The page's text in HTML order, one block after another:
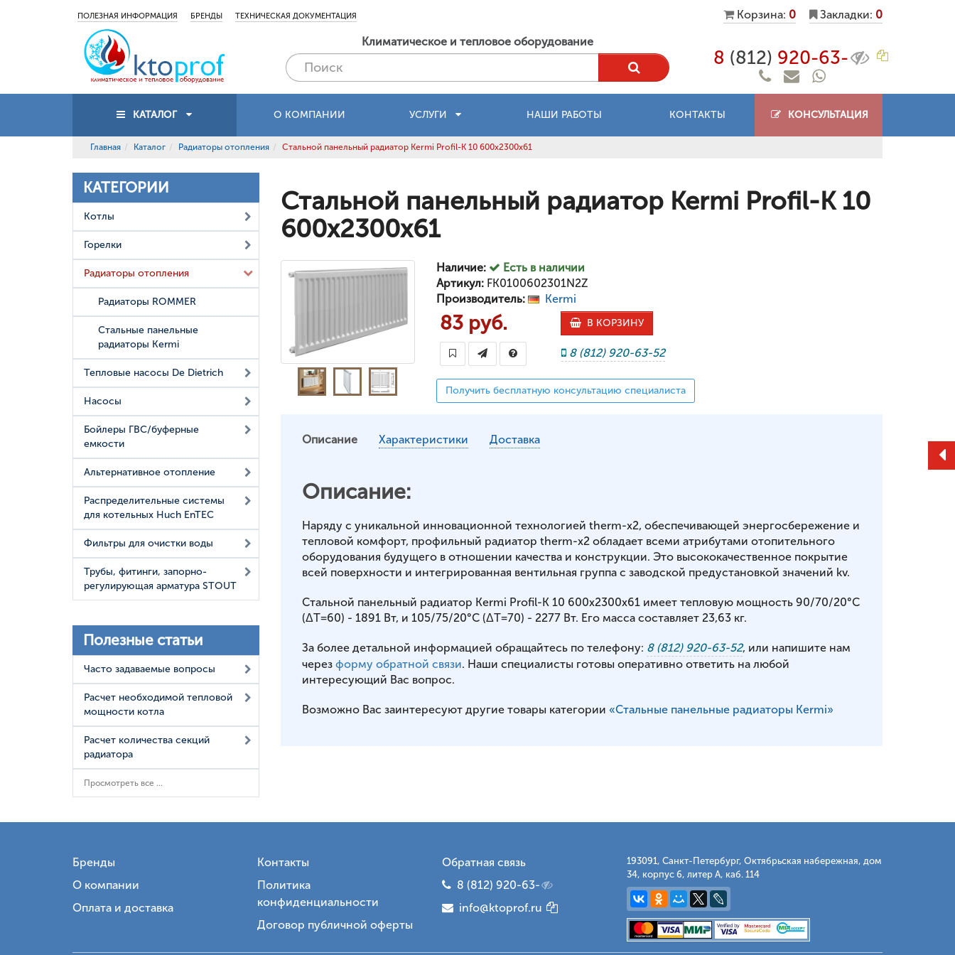
ПОЛЕЗНАЯ ИНФОРМАЦИЯ БРЕНДЫ ТЕХНИЧЕСКАЯ ДОКУМЕНТАЦИЯ Корзина: 0 Закладки: 0
Климатическое и тепловое оборудование
8 (812) 920-63-
КАТАЛОГ О КОМПАНИИ УСЛУГИ НАШИ РАБОТЫ КОНТАКТЫ КОНСУЛЬТАЦИЯ
Главная Каталог Радиаторы отопления Стальной панельный радиатор Kermi Profil-K 10 600x2300x61
КАТЕГОРИИ
Котлы
Горелки
Радиаторы отопления
Радиаторы ROMMER
Стальные панельные
радиаторы Kermi
Тепловые насосы De Dietrich
Насосы
Бойлеры ГВС/буферные
емкости
Альтернативное отопление
Распределительные системы
для котельных Huch EnTEC
Фильтры для очистки воды
Трубы, фитинги, запорно-
регулирующая арматура STOUT
Полезные статьи
Часто задаваемые вопросы
Расчет необходимой тепловой
мощности котла
Расчет количества секций
радиатора
Просмотреть все ...
Стальной панельный радиатор Kermi Profil-K 10
600x2300x61
Наличие:
Есть в наличии
Артикул:FK0100602301N2Z
Производитель:
Kermi
83 руб. В КОРЗИНУ
8 (812) 920-63-52
Получить бесплатную консультацию специалиста
Описание Характеристики Доставка
Описание:
Наряду с уникальной инновационной технологией therm-x2, обеспечивающей энергосбережение и
тепловой комфорт, профильный радиатор therm-x2 обладает всеми атрибутами отопительного
оборудования будущего в отношении качества и конструкции. Это высококачественное покрытие
всей поверхности и интегрированная вентильная группа с заводской предустановкой значений kv.
Стальной панельный радиатор Kermi Profil-K 10 600x2300x61 имеет тепловую мощность 90/70/20°С
(ΔT=60) - 1891 Вт, и 105/75/20°С (ΔT=70) - 2277 Вт. Его масса составляет 23,63 кг.
За более детальной информацией обращайтесь по телефону: 8 (812) 920-63-52, или напишите нам
через форму обратной связи. Наши специалисты готовы оперативно ответить на любой
интересующий Вас вопрос.
Возможно Вас заинтересуют другие товары категории «Стальные панельные радиаторы Kermi»
Бренды
О компании
Оплата и доставка
Контакты
Политика
конфиденциальности
Договор публичной оферты
Обратная связь
8 (812) 920-63-
info@ktoprof.ru
193091, Санкт-Петербург, Октябрьская набережная, дом
34, корпус 6, литер А, каб. 114